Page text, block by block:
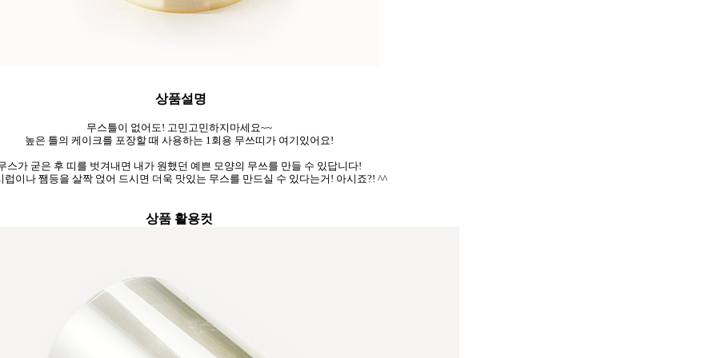
상품설명
무스틀이 없어도! 고민고민하지마세요~~
높은 틀의 케이크를 포장할 때 사용하는 1회용 무쓰띠가 여기있어요!
스가 굳은 후 띠를 벗겨내면 내가 원했던 예쁜 모양의 무쓰를 만들 수 있답니다!
럽이나 쨈등을 살짝 얹어 드시면 더욱 맛있는 무스를 만드실 수 있다는거! 아시죠?! ^^
상품 활용컷